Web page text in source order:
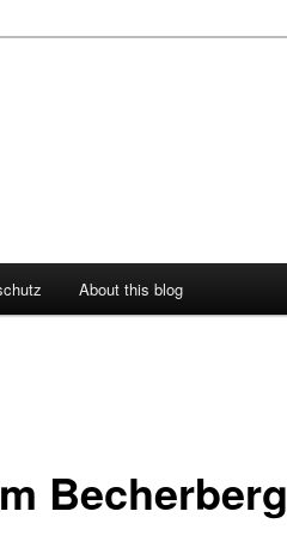
About this blog
Becherberg